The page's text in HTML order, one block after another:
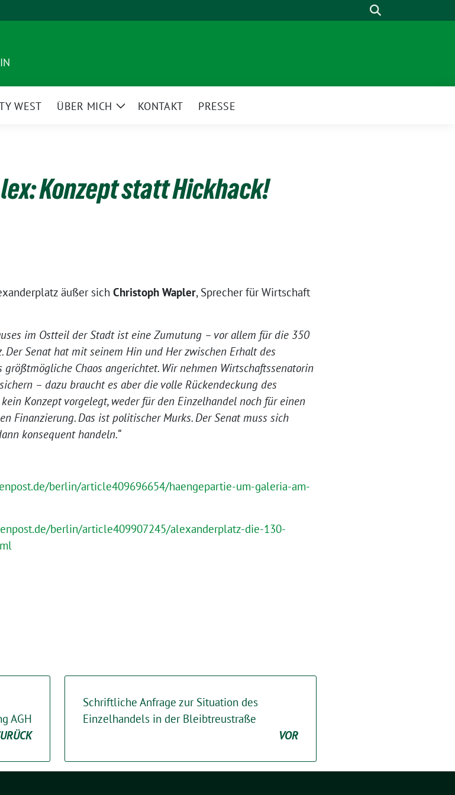
Suche
WEST ÜBER MICH
ZeigeKONTAKT PRESSE
Konzept statt Hickhack!
äußer sich Christoph Wapler, Sprecher für Wirtschaft
im Ostteil der Stadt ist eine Zumutung – vor allem für die 350
Der Senat hat mit seinem Hin und Her zwischen Erhalt des
Chaos angerichtet. Wir nehmen Wirtschaftssenatorin
– dazu braucht es aber die volle Rückendeckung des
Konzept vorgelegt, weder für den Einzelhandel noch für einen
Finanzierung. Das ist politischer Murks. Der Senat muss sich
konsequent handeln.“
berlin/article409696654/haengepartie-um-galeria-am-
berlin/article409907245/alexanderplatz-die-130-
AGH
Schriftliche Anfrage zur Situation des
Einzelhandels in der Bleibtreustraße
VOR